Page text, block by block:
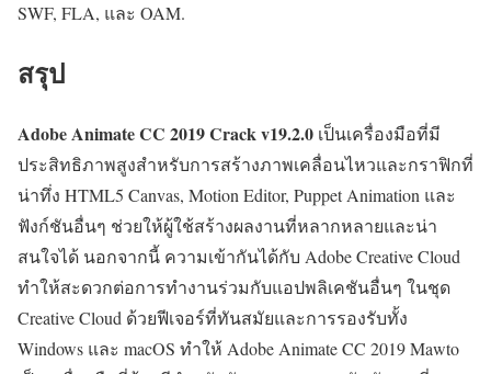
SWF, FLA, และ OAM.
สรุป
Adobe Animate CC 2019 Crack v19.2.0 เป็นเครื่องมือที่มี
ประสิทธิภาพสูงสำหรับการสร้างภาพเคลื่อนไหวและกราฟิกที่
น่าทึ่ง HTML5 Canvas, Motion Editor, Puppet Animation และ
ฟังก์ชันอื่นๆ ช่วยให้ผู้ใช้สร้างผลงานที่หลากหลายและน่า
สนใจได้ นอกจากนี้ ความเข้ากันได้กับ Adobe Creative Cloud
ทำให้สะดวกต่อการทำงานร่วมกับแอปพลิเคชันอื่นๆ ในชุด
Creative Cloud ด้วยฟีเจอร์ที่ทันสมัยและการรองรับทั้ง
Windows และ macOS ทำให้ Adobe Animate CC 2019 Mawto